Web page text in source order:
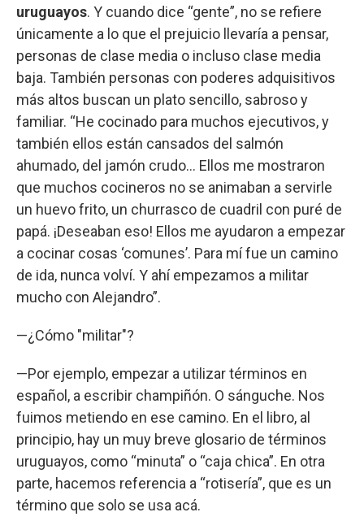
uruguayos. Y cuando dice “gente”, no se refiere
únicamente a lo que el prejuicio llevaría a pensar,
personas de clase media o incluso clase media
baja. También personas con poderes adquisitivos
más altos buscan un plato sencillo, sabroso y
familiar. “He cocinado para muchos ejecutivos, y
también ellos están cansados del salmón
ahumado, del jamón crudo... Ellos me mostraron
que muchos cocineros no se animaban a servirle
un huevo frito, un churrasco de cuadril con puré de
papá. ¡Deseaban eso! Ellos me ayudaron a empezar
a cocinar cosas ‘comunes’. Para mí fue un camino
de ida, nunca volví. Y ahí empezamos a militar
mucho con Alejandro”.
—¿Cómo "militar"?
—Por ejemplo, empezar a utilizar términos en
español, a escribir champiñón. O sánguche. Nos
fuimos metiendo en ese camino. En el libro, al
principio, hay un muy breve glosario de términos
uruguayos, como “minuta” o “caja chica”. En otra
parte, hacemos referencia a “rotisería”, que es un
término que solo se usa acá.